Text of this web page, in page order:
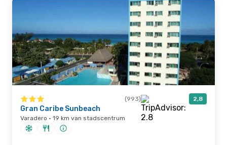
(993) 2,8
Gran Caribe Sunbeach
Varadero · 19 km van stadscentrum